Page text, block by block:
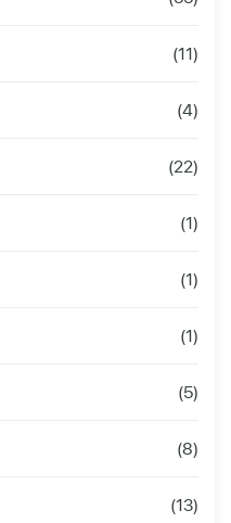
(11)
(4)
(22)
(1)
(1)
(1)
(5)
(8)
(13)